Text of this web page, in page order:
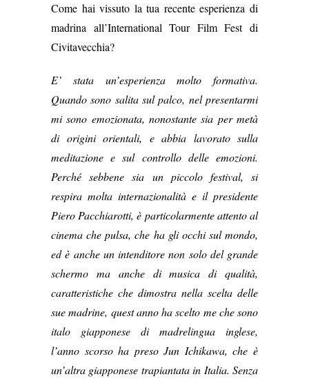
Come hai vissuto la tua recente esperienza di
madrina all’International Tour Film Fest di
Civitavecchia?
E’ stata un’esperienza molto formativa.
Quando sono salita sul palco, nel presentarmi
mi sono emozionata, nonostante sia per metà
di origini orientali, e abbia lavorato sulla
meditazione e sul controllo delle emozioni.
Perché sebbene sia un piccolo festival, si
respira molta internazionalità e il presidente
Piero Pacchiarotti, è particolarmente attento al
cinema che pulsa, che ha gli occhi sul mondo,
ed è anche un intenditore non solo del grande
schermo ma anche di musica di qualità,
caratteristiche che dimostra nella scelta delle
sue madrine, quest anno ha scelto me che sono
italo giapponese di madrelingua inglese,
l’anno scorso ha preso Jun Ichikawa, che è
un’altra giapponese trapiantata in Italia. Senza